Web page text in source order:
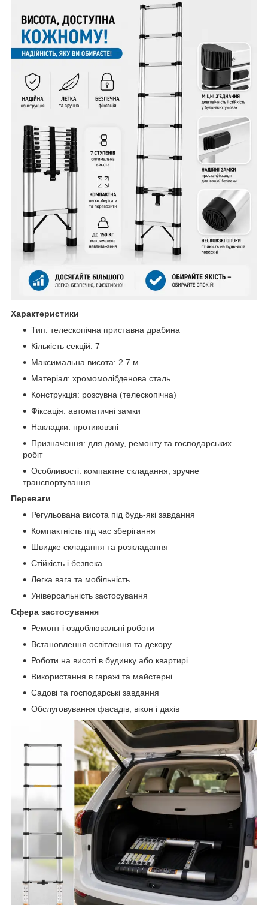
Характеристики
Тип: телескопічна приставна драбина
Кількість секцій: 7
Максимальна висота: 2.7 м
Матеріал: хромомолібденова сталь
Конструкція: розсувна (телескопічна)
Фіксація: автоматичні замки
Накладки: протиковзні
Призначення: для дому, ремонту та господарських
робіт
Особливості: компактне складання, зручне
транспортування
Переваги
Регульована висота під будь-які завдання
Компактність під час зберігання
Швидке складання та розкладання
Стійкість і безпека
Легка вага та мобільність
Універсальність застосування
Сфера застосування
Ремонт і оздоблювальні роботи
Встановлення освітлення та декору
Роботи на висоті в будинку або квартирі
Використання в гаражі та майстерні
Садові та господарські завдання
Обслуговування фасадів, вікон і дахів